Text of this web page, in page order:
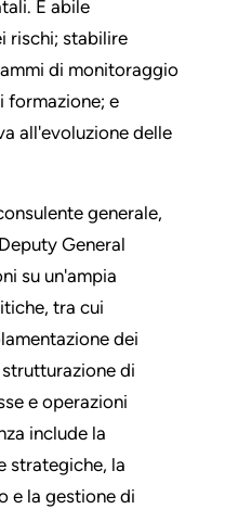
È abile
rischi; stabilire
di monitoraggio
formazione; e
all'evoluzione delle
generale,
General
su un'ampia
tra cui
dei
di
e operazioni
include la
strategiche, la
e la gestione di